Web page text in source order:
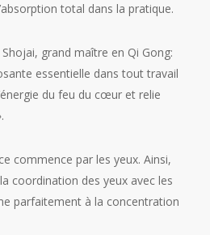
total dans la pratique.
grand maître en Qi Gong:
essentielle dans tout travail
du feu du cœur et relie
commence par les yeux. Ainsi,
coordination des yeux avec les
parfaitement à la concentration